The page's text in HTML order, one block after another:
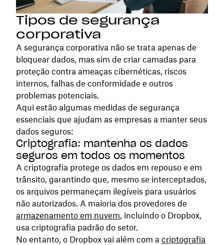
Tipos de segurança
corporativa
A segurança corporativa não se trata apenas de
bloquear dados, mas sim de criar camadas para
proteção contra ameaças cibernéticas, riscos
internos, falhas de conformidade e outros
problemas potenciais.
Aqui estão algumas medidas de segurança
essenciais que ajudam as empresas a manter seus
dados seguros:
Criptografia: mantenha os dados
seguros em todos os momentos
A criptografia protege os dados em repouso e em
trânsito, garantindo que, mesmo se interceptados,
os arquivos permaneçam ilegíveis para usuários
não autorizados. A maioria dos provedores de
armazenamento em nuvem, incluindo o Dropbox,
usa criptografia padrão do setor.
No entanto, o Dropbox vai além com a criptografia